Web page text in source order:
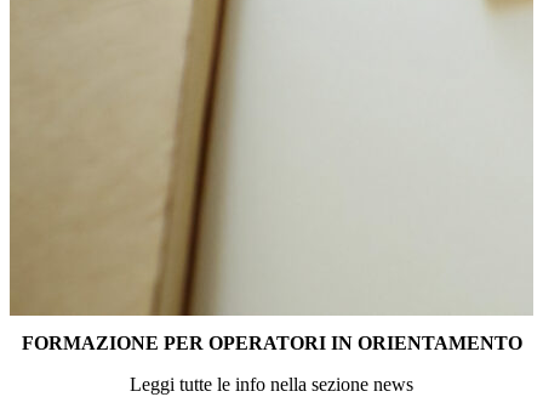
FORMAZIONE PER OPERATORI IN ORIENTAMENTO
Leggi tutte le info nella sezione news